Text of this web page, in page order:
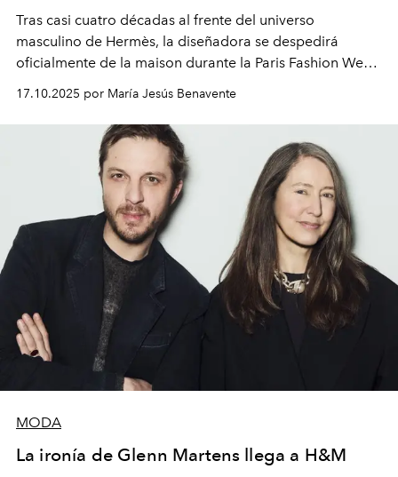
Tras casi cuatro décadas al frente del universo
masculino de Hermès, la diseñadora se despedirá
oficialmente de la maison durante la Paris Fashion Week
17.10.2025 por María Jesús Benavente
MODA
La ironía de Glenn Martens llega a H&M